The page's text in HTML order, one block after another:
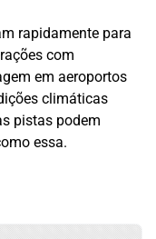
rapidamente para
com
em aeroportos
climáticas
pistas podem
essa.